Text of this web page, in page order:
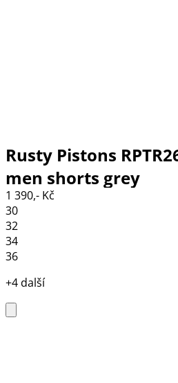
Rusty Pistons
men shorts grey
1 390,- Kč
30
32
34
36
+4 další